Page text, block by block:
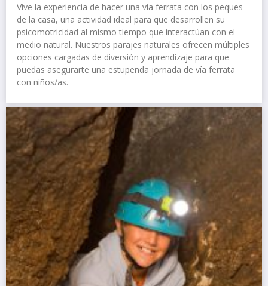
Vive la experiencia de hacer una vía ferrata con los peques
de la casa, una actividad ideal para que desarrollen su
psicomotricidad al mismo tiempo que interactúan con el
medio natural. Nuestros parajes naturales ofrecen múltiples
opciones cargadas de diversión y aprendizaje para que
puedas asegurarte una estupenda jornada de vía ferrata
con niños/as.